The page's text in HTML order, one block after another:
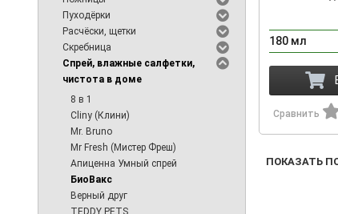
Пуходёрки
Расчёски, щетки
Скребница
Спрей, влажные салфетки,
чистота в доме
8 в 1
Cliny (Клини)
Mr. Bruno
Mr Fresh (Мистер Фреш)
Апиценна Умный спрей
БиоВакс
Верный друг
TEDDY PETS
180 мл
Сравнить
ПОКАЗАТЬ